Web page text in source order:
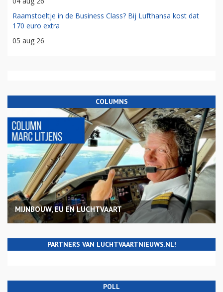
Raamstoeltje in de Business Class? Bij Lufthansa kost dat
170 euro extra
05 aug 26
COLUMNS
MIJNBOUW, EU EN LUCHTVAART
PARTNERS VAN LUCHTVAARTNIEUWS.NL!
POLL